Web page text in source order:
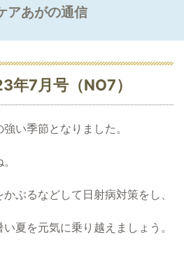
アあがの通信
7月号（NO7）
い季節となりました。
ぶるなどして日射病対策をし、
夏を元気に乗り越えましょう。